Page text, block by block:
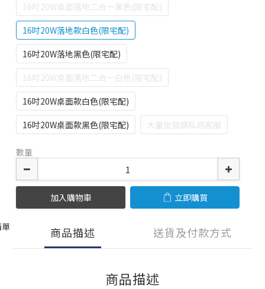
16吋20W桌面落地二合一黑色(限宅配)
16吋20W落地款白色(限宅配)
16吋20W落地黑色(限宅配)
16吋20W桌面落地二合一白色(限宅配)
16吋20W桌面款白色(限宅配)
16吋20W桌面款黑色(限宅配)
大量批發請私訊客服
數量
加入購物車 立即購買
商品描述 送貨及付款方式
商品描述